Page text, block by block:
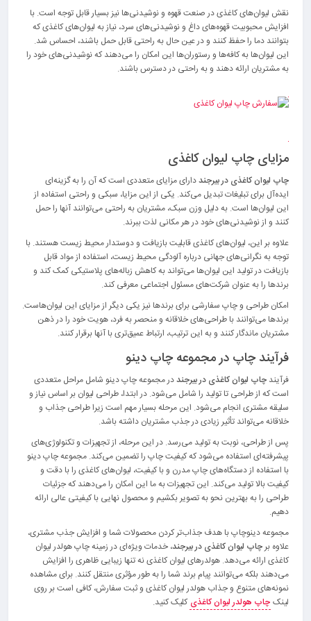
نقش لیوان‌های کاغذی در صنعت قهوه و نوشیدنی‌ها نیز بسیار قابل توجه است. با
افزایش محبوبیت قهوه‌های داغ و نوشیدنی‌های سرد، نیاز به لیوان‌های کاغذی که
بتوانند دما را حفظ کنند و در عین حال به راحتی قابل حمل باشند، احساس شد.
این لیوان‌ها به کافه‌ها و رستوران‌ها این امکان را می‌دهند که نوشیدنی‌های خود را
به مشتریان ارائه دهند و به راحتی در دسترس باشند.
مزایای چاپ لیوان کاغذی
چاپ لیوان کاغذی در بیرجنددارای مزایای متعددی است که آن را به گزینه‌ای
ایده‌آل برای تبلیغات تبدیل می‌کند. یکی از این مزایا، سبکی و راحتی استفاده از
این لیوان‌ها است. به دلیل وزن سبک، مشتریان به راحتی می‌توانند آنها را حمل
کنند و از نوشیدنی‌های خود در هر مکانی لذت ببرند.
علاوه بر این، لیوان‌های کاغذی قابلیت بازیافت و دوستدار محیط زیست هستند. با
توجه به نگرانی‌های جهانی درباره آلودگی محیط زیست، استفاده از مواد قابل
بازیافت در تولید این لیوان‌ها می‌تواند به کاهش زباله‌های پلاستیکی کمک کند و
برندها را به عنوان شرکت‌های مسئول اجتماعی معرفی کند.
امکان طراحی و چاپ سفارشی برای برندها نیز یکی دیگر از مزایای این لیوان‌هاست.
برندها می‌توانند با طراحی‌های خلاقانه و منحصر به فرد، هویت خود را در ذهن
مشتریان ماندگار کنند و به این ترتیب، ارتباط عمیق‌تری با آنها برقرار کنند.
فرآیند چاپ در مجموعه چاپ دینو
فرآیند چاپ لیوان کاغذی در بیرجنددر مجموعه چاپ دینو شامل مراحل متعددی
است که از طراحی تا تولید را شامل می‌شود. در ابتدا، طراحی لیوان بر اساس نیاز و
سلیقه مشتری انجام می‌شود. این مرحله بسیار مهم است زیرا طراحی جذاب و
خلاقانه می‌تواند تأثیر زیادی در جذب مشتریان داشته باشد.
پس از طراحی، نوبت به تولید می‌رسد. در این مرحله، از تجهیزات و تکنولوژی‌های
پیشرفته‌ای استفاده می‌شود که کیفیت چاپ را تضمین می‌کند. مجموعه چاپ دینو
با استفاده از دستگاه‌های چاپ مدرن و با کیفیت، لیوان‌های کاغذی را با دقت و
کیفیت بالا تولید می‌کند. این تجهیزات به ما این امکان را می‌دهند که جزئیات
طراحی را به بهترین نحو به تصویر بکشیم و محصول نهایی با کیفیتی عالی ارائه
دهیم.
مجموعه دینوچاپ با هدف جذاب‌تر کردن محصولات شما و افزایش جذب مشتری،
علاوه برچاپ لیوان کاغذی در بیرجند، خدمات ویژه‌ای در زمینه چاپ هولدر لیوان
کاغذی ارائه می‌دهد. هولدرهای لیوان کاغذی نه تنها زیبایی ظاهری را افزایش
می‌دهند بلکه می‌توانند پیام برند شما را به طور مؤثری منتقل کنند. برای مشاهده
نمونه‌های متنوع و جذاب هولدر لیوان کاغذی و ثبت سفارش، کافی است بر روی
لینک چاپ هولدر لیوان کاغذی کلیک کنید.